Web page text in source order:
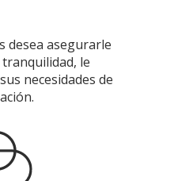
desea asegurarle
le
necesidades de